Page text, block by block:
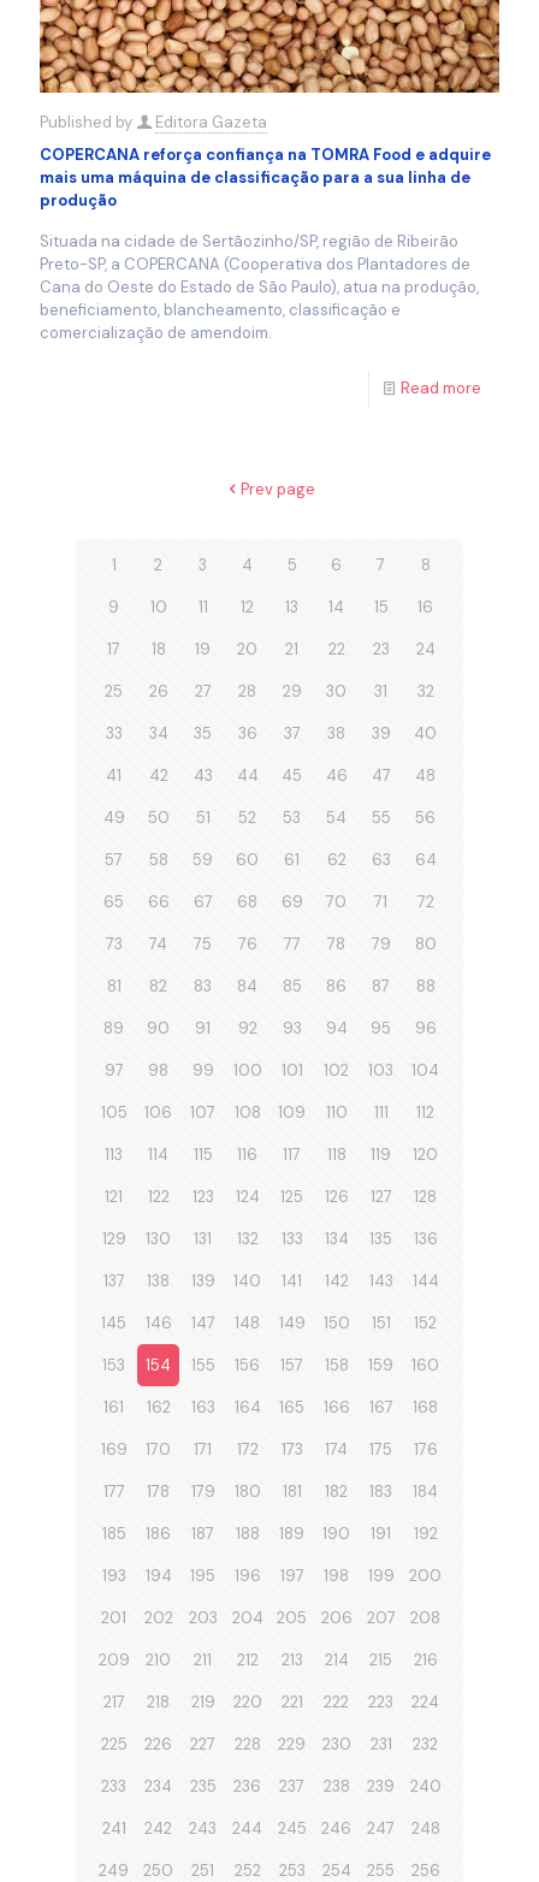
Published by
Editora Gazeta
COPERCANA reforça confiança na TOMRA Food e adquire
mais uma máquina de classificação para a sua linha de
produção
Situada na cidade de Sertãozinho/SP, região de Ribeirão
Preto-SP, a COPERCANA (Cooperativa dos Plantadores de
Cana do Oeste do Estado de São Paulo), atua na produção,
beneficiamento, blancheamento, classificação e
comercialização de amendoim.
Read more
Prev page
1 2 3 4 5 6 7 8
9 10 11 12 13 14 15 16
17 18 19 20 21 22 23 24
25 26 27 28 29 30 31 32
33 34 35 36 37 38 39 40
41 42 43 44 45 46 47 48
49 50 51 52 53 54 55 56
57 58 59 60 61 62 63 64
65 66 67 68 69 70 71 72
73 74 75 76 77 78 79 80
81 82 83 84 85 86 87 88
89 90 91 92 93 94 95 96
97 98 99 100 101 102 103 104
105 106 107 108 109 110 111 112
113 114 115 116 117 118 119 120
121 122 123 124 125 126 127 128
129 130 131 132 133 134 135 136
137 138 139 140 141 142 143 144
145 146 147 148 149 150 151 152
153 154 155 156 157 158 159 160
161 162 163 164 165 166 167 168
169 170 171 172 173 174 175 176
177 178 179 180 181 182 183 184
185 186 187 188 189 190 191 192
193 194 195 196 197 198 199 200
201 202 203 204 205 206 207 208
209 210 211 212 213 214 215 216
217 218 219 220 221 222 223 224
225 226 227 228 229 230 231 232
233 234 235 236 237 238 239 240
241 242 243 244 245 246 247 248
249 250 251 252 253 254 255 256